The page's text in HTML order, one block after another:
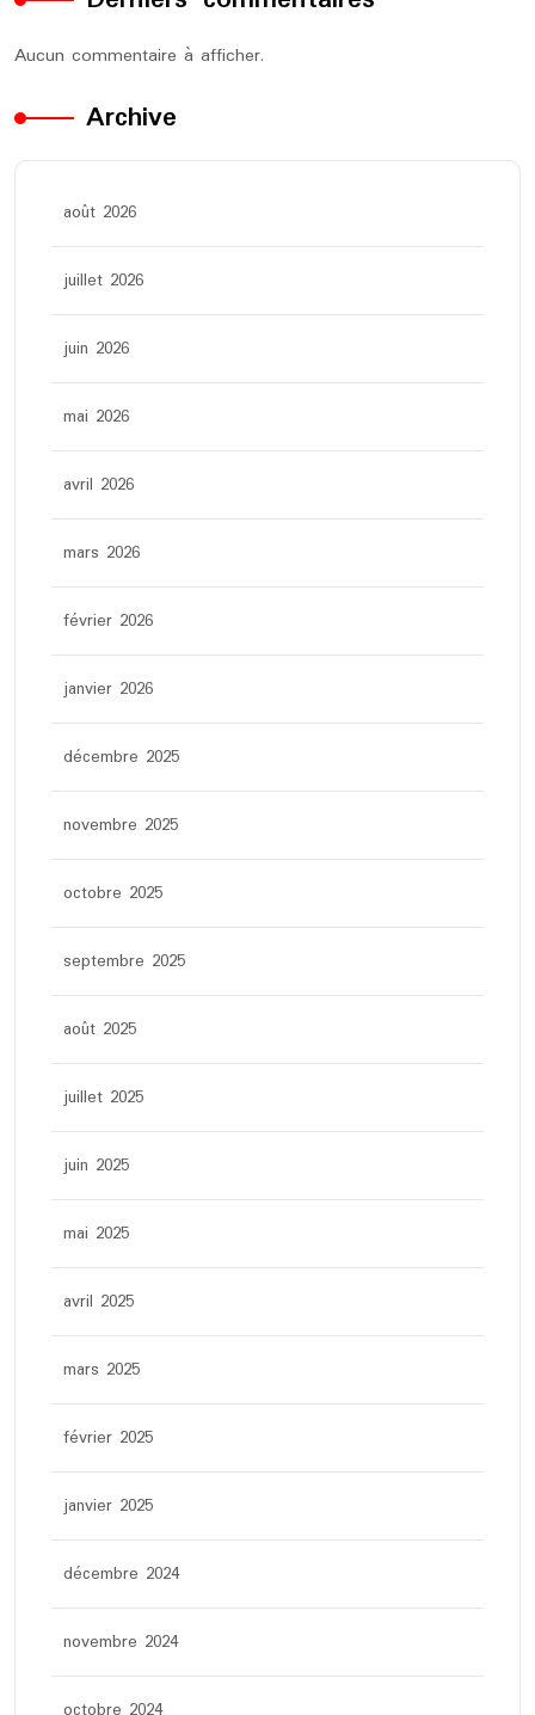
Aucun commentaire à afficher.
Archive
août 2026
juillet 2026
juin 2026
mai 2026
avril 2026
mars 2026
février 2026
janvier 2026
décembre 2025
novembre 2025
octobre 2025
septembre 2025
août 2025
juillet 2025
juin 2025
mai 2025
avril 2025
mars 2025
février 2025
janvier 2025
décembre 2024
novembre 2024